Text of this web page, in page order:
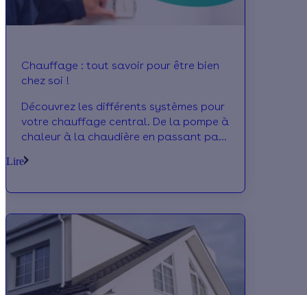
Chauffage : tout savoir pour être bien
chez soi !
Découvrez les différents systèmes pour
votre chauffage central. De la pompe à
chaleur à la chaudière en passant par
détaillons chaque équipement. Besoin
Effy vous accompagne dans vos
démarches!
Lire